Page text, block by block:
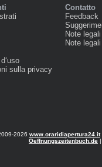
sulla privacy
Contatto
Feedback
Note legali
Note
2026 www.oraridiapertura24.it
Oeffnungszeitenbuch.de |